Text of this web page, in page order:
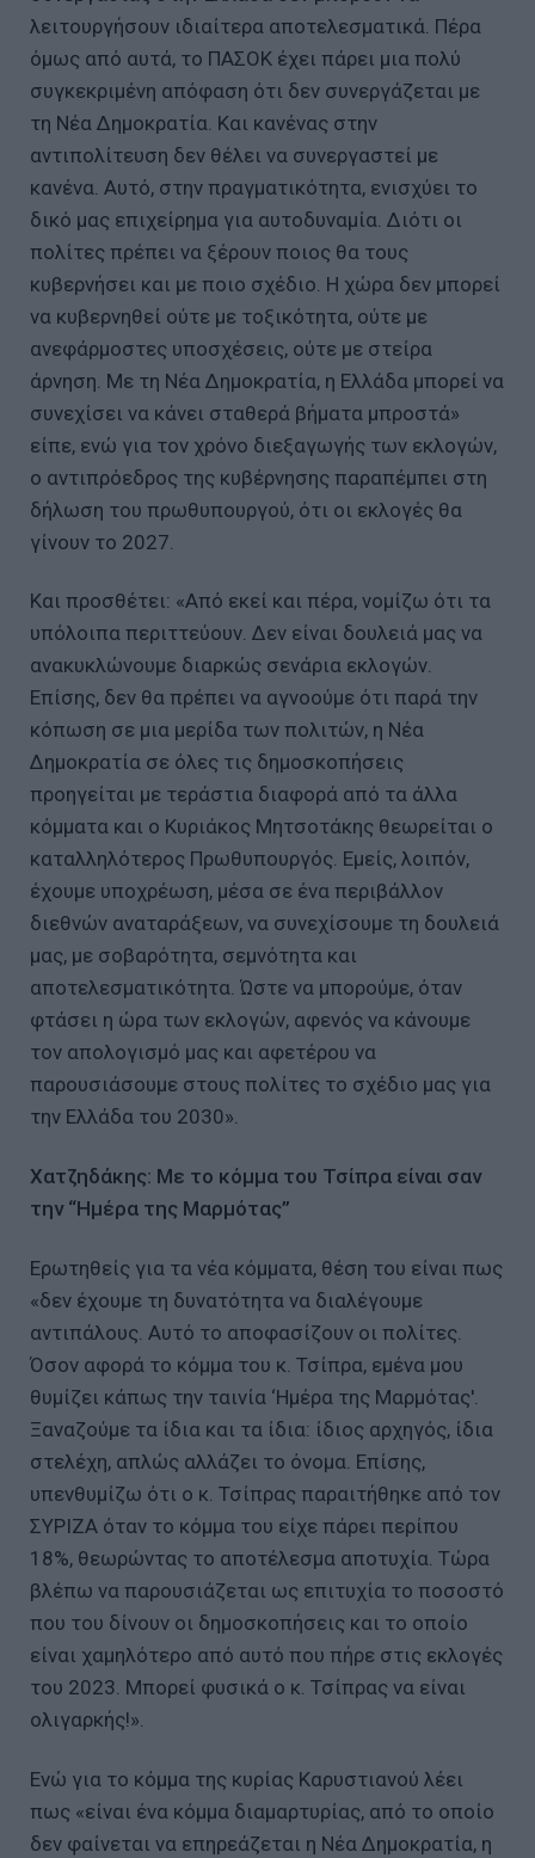
λειτουργήσουν ιδιαίτερα αποτελεσματικά. Πέρα
όμως από αυτά, το ΠΑΣΟΚ έχει πάρει μια πολύ
συγκεκριμένη απόφαση ότι δεν συνεργάζεται με
τη Νέα Δημοκρατία. Και κανένας στην
αντιπολίτευση δεν θέλει να συνεργαστεί με
κανένα. Αυτό, στην πραγματικότητα, ενισχύει το
δικό μας επιχείρημα για αυτοδυναμία. Διότι οι
πολίτες πρέπει να ξέρουν ποιος θα τους
κυβερνήσει και με ποιο σχέδιο. Η χώρα δεν μπορεί
να κυβερνηθεί ούτε με τοξικότητα, ούτε με
ανεφάρμοστες υποσχέσεις, ούτε με στείρα
άρνηση. Με τη Νέα Δημοκρατία, η Ελλάδα μπορεί να
συνεχίσει να κάνει σταθερά βήματα μπροστά»
είπε, ενώ για τον χρόνο διεξαγωγής των εκλογών,
ο αντιπρόεδρος της κυβέρνησης παραπέμπει στη
δήλωση του πρωθυπουργού, ότι οι εκλογές θα
γίνουν το 2027.
Και προσθέτει: «Από εκεί και πέρα, νομίζω ότι τα
υπόλοιπα περιττεύουν. Δεν είναι δουλειά μας να
ανακυκλώνουμε διαρκώς σενάρια εκλογών.
Επίσης, δεν θα πρέπει να αγνοούμε ότι παρά την
κόπωση σε μια μερίδα των πολιτών, η Νέα
Δημοκρατία σε όλες τις δημοσκοπήσεις
προηγείται με τεράστια διαφορά από τα άλλα
κόμματα και ο Κυριάκος Μητσοτάκης θεωρείται ο
καταλληλότερος Πρωθυπουργός. Εμείς, λοιπόν,
έχουμε υποχρέωση, μέσα σε ένα περιβάλλον
διεθνών αναταράξεων, να συνεχίσουμε τη δουλειά
μας, με σοβαρότητα, σεμνότητα και
αποτελεσματικότητα. Ώστε να μπορούμε, όταν
φτάσει η ώρα των εκλογών, αφενός να κάνουμε
τον απολογισμό μας και αφετέρου να
παρουσιάσουμε στους πολίτες το σχέδιο μας για
την Ελλάδα του 2030».
Χατζηδάκης: Με το κόμμα του Τσίπρα είναι σαν
την “Ημέρα της Μαρμότας”
Ερωτηθείς για τα νέα κόμματα, θέση του είναι πως
«δεν έχουμε τη δυνατότητα να διαλέγουμε
αντιπάλους. Αυτό το αποφασίζουν οι πολίτες.
Όσον αφορά το κόμμα του κ. Τσίπρα, εμένα μου
θυμίζει κάπως την ταινία ‘Ημέρα της Μαρμότας'.
Ξαναζούμε τα ίδια και τα ίδια: ίδιος αρχηγός, ίδια
στελέχη, απλώς αλλάζει το όνομα. Επίσης,
υπενθυμίζω ότι ο κ. Τσίπρας παραιτήθηκε από τον
ΣΥΡΙΖΑ όταν το κόμμα του είχε πάρει περίπου
18%, θεωρώντας το αποτέλεσμα αποτυχία. Τώρα
βλέπω να παρουσιάζεται ως επιτυχία το ποσοστό
που του δίνουν οι δημοσκοπήσεις και το οποίο
είναι χαμηλότερο από αυτό που πήρε στις εκλογές
του 2023. Μπορεί φυσικά ο κ. Τσίπρας να είναι
ολιγαρκής!».
Ενώ για το κόμμα της κυρίας Καρυστιανού λέει
πως «είναι ένα κόμμα διαμαρτυρίας, από το οποίο
δεν φαίνεται να επηρεάζεται η Νέα Δημοκρατία, η